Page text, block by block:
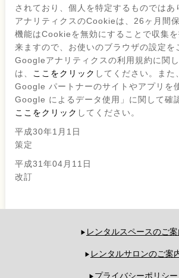
されており、個人を特定するものでは
アナリティクスのCookieは、26ヶ月間
機能はCookieを無効にすることで収集
来ますので、お使いのブラウザの設定を
Googleアナリティクスの利用規約に関
は、
ここをクリック してください。また
Google パートナーのサイトやアプリを
Google によるデータ使用」に関して確
ここをクリック してください。
平成30年1月1日
策定
平成31年04月11日
改訂
レンタルスペースのご案
レンタルサロンのご案
プライバシーポリシー